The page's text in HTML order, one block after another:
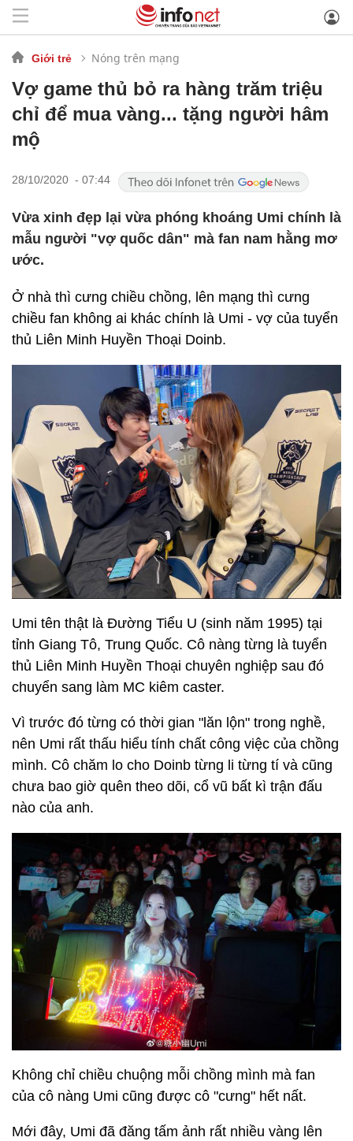
Giới trẻ Nóng trên mạng
Vợ game thủ bỏ ra hàng trăm triệu
chỉ để mua vàng... tặng người hâm
mộ
28/10/2020 - 07:44
Vừa xinh đẹp lại vừa phóng khoáng Umi chính là
mẫu người "vợ quốc dân" mà fan nam hằng mơ
ước.
Ở nhà thì cưng chiều chồng, lên mạng thì cưng
chiều fan không ai khác chính là Umi - vợ của tuyển
thủ Liên Minh Huyền Thoại Doinb.
Umi tên thật là Đường Tiểu U (sinh năm 1995) tại
tỉnh Giang Tô, Trung Quốc. Cô nàng từng là tuyển
thủ Liên Minh Huyền Thoại chuyên nghiệp sau đó
chuyển sang làm MC kiêm caster.
Vì trước đó từng có thời gian "lăn lộn" trong nghề,
nên Umi rất thấu hiểu tính chất công việc của chồng
mình. Cô chăm lo cho Doinb từng li từng tí và cũng
chưa bao giờ quên theo dõi, cổ vũ bất kì trận đấu
nào của anh.
Không chỉ chiều chuộng mỗi chồng mình mà fan
của cô nàng Umi cũng được cô "cưng" hết nất.
Mới đây, Umi đã đăng tấm ảnh rất nhiều vàng lên